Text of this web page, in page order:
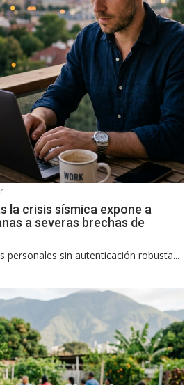
la crisis sísmica expone a
a severas brechas de
personales sin autenticación robusta...